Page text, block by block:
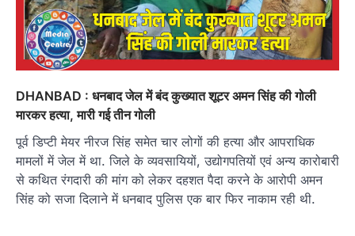
DHANBAD : धनबाद जेल में बंद कुख्‍यात शूटर अमन सिंह की गोली
मारकर हत्या, मारी गई तीन गोली
पूर्व डिप्टी मेयर नीरज सिंह समेत चार लोगों की हत्या और आपराधिक
मामलों में जेल में था. जिले के व्यवसायियों, उद्योगपतियों एवं अन्य कारोबारी
से कथित रंगदारी की मांग को लेकर दहशत पैदा करने के आरोपी अमन
सिंह को सजा दिलाने में धनबाद पुलिस एक बार फिर नाकाम रही थी.